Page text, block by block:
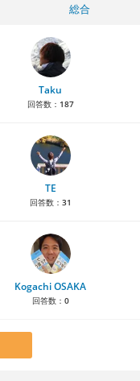
総合
Taku
回答数： 187
TE
回答数： 31
Kogachi OSAKA
回答数： 0